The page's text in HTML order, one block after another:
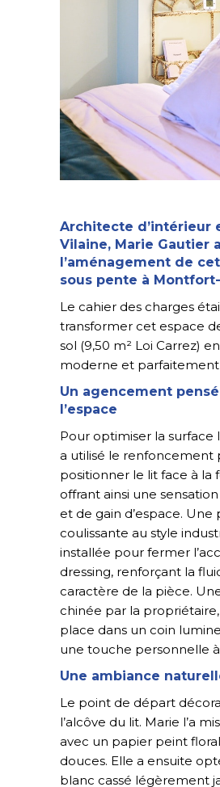
Architecte d’intérieur
Vilaine, Marie Gautier
l’aménagement de
sous pente à
Le cahier des charges
transformer cet espace
sol (9,50 m² Loi Carrez)
moderne et parfaitement
Un agencement
l’espace
Pour optimiser la surface
a utilisé le renfoncement
positionner le lit face à la
offrant ainsi une
et de gain d’espace. Une
coulissante au style
installée pour fermer
dressing, renforçant la
caractère de la pièce.
chinée par la
place dans un coin
une touche personnelle à
Une ambiance
Le point de départ
l’alcôve du lit. Marie l’a
avec un papier peint
douces. Elle a ensuite
blanc cassé légèrement